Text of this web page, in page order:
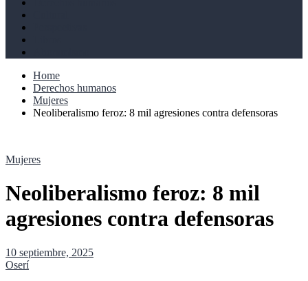
Home
Derechos humanos
Mujeres
Neoliberalismo feroz: 8 mil agresiones contra defensoras
Mujeres
Neoliberalismo feroz: 8 mil
agresiones contra defensoras
10 septiembre, 2025
Oserí